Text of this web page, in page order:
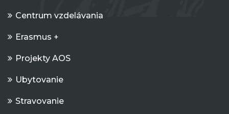
Centrum vzdelávania
Erasmus +
Projekty AOS
Ubytovanie
Stravovanie